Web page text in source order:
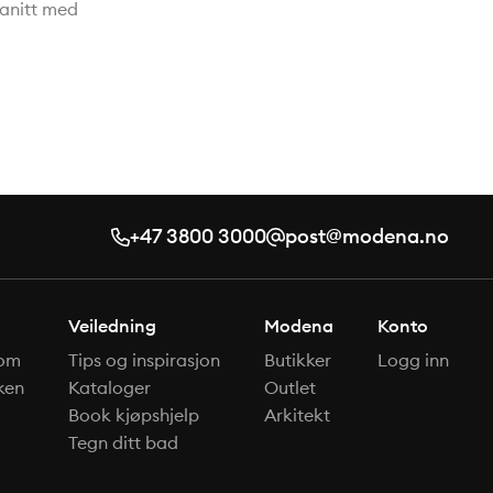
med
+47 3800 3000 post@modena.no
Veiledning
Tips og inspirasjon
Kataloger
Book kjøpshjelp
Tegn ditt bad
Modena
Butikker
Outlet
Arkitekt
Konto
Logg inn